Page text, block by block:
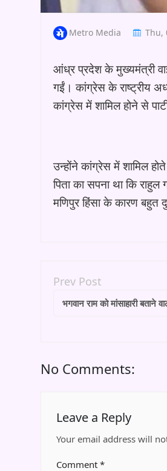
Metro Media Thu,
आंध्र प्रदेश के मुख्यमंत्री
गईं। कांग्रेस के राष्ट्रीय
कांग्रेस में शामिल होने से
उन्होंने कांग्रेस में शामिल
पिता का सपना था कि
मणिपुर हिंसा के कारण बहुत
Prev Post
भगवान राम को मांसाहारी बताने
No Comments:
Leave a Reply
Your email address will
Comment*